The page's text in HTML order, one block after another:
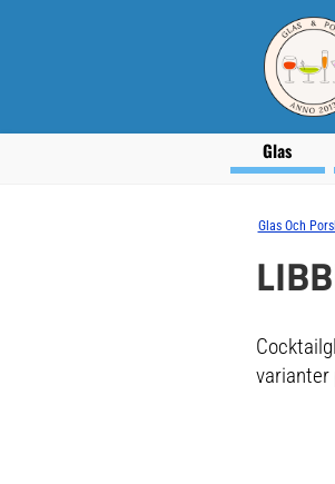
Glas
Glas Och
varianter